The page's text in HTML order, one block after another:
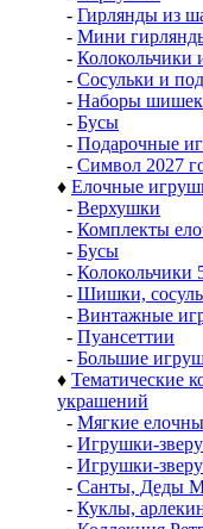
- Гирлянды из
- Мини
- Колокольчики
- Сосульки и
- Наборы шишек
- Бусы
- Подарочные
- Символ 2027
♦ Елочные
- Верхушки
- Комплекты
- Бусы
- Колокольчики
- Шишки,
- Винтажные
- Пуансеттии
- Большие
♦ Тематические
украшений
- Мягкие
- Игрушки-
- Игрушки-
- Санты, Деды
- Куклы,